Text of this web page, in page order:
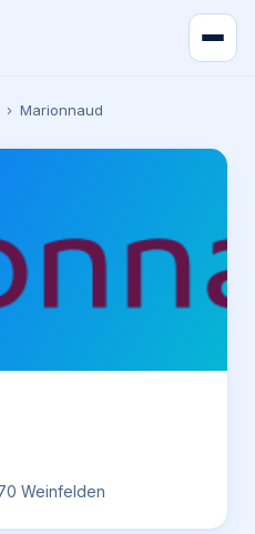
› Marionnaud
Weinfelden